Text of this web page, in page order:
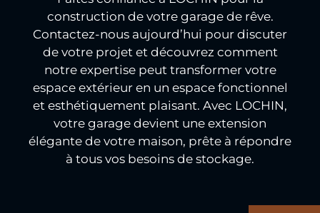
construction de votre garage de rêve.
Contactez-nous aujourd’hui pour discuter
de votre projet et découvrez comment
notre expertise peut transformer votre
espace extérieur en un espace fonctionnel
et esthétiquement plaisant. Avec LOCHIN,
votre garage devient une extension
élégante de votre maison, prête à répondre
à tous vos besoins de stockage.